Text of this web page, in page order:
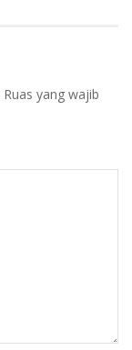
Ruas yang wajib